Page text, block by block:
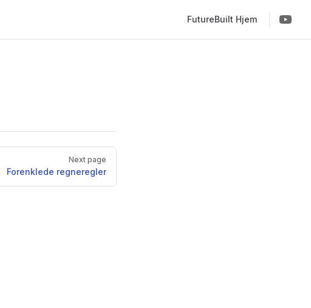
FutureBuilt Hjem
Next page
Forenklede regneregler